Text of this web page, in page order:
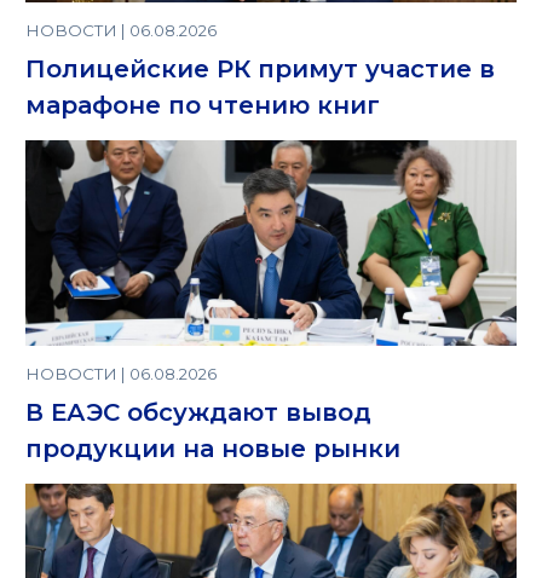
НОВОСТИ | 06.08.2026
Полицейские РК примут участие в
марафоне по чтению книг
НОВОСТИ | 06.08.2026
В ЕАЭС обсуждают вывод
продукции на новые рынки